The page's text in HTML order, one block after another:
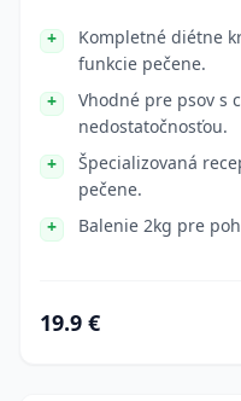
Kompletné diétne
funkcie pečene.
Vhodné pre psov s
nedostatočnosťou.
Špecializovaná
pečene.
Balenie 2kg pre
19.9 €